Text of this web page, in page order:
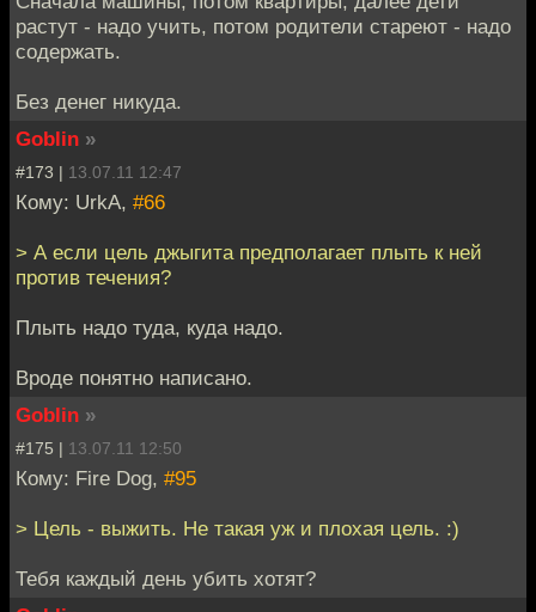
растут - надо учить, потом родители стареют - надо
содержать.
Без денег никуда.
Goblin »
#173 | 13.07.11 12:47
Кому: UrkA, #66
> А если цель джыгита предполагает плыть к ней
против течения?
Плыть надо туда, куда надо.
Вроде понятно написано.
Goblin »
#175 | 13.07.11 12:50
Кому: Fire Dog, #95
> Цель - выжить. Не такая уж и плохая цель. :)
Тебя каждый день убить хотят?